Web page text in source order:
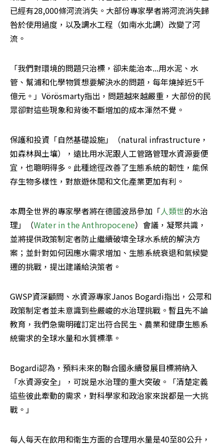
已經有28,000條河流消失。大部份專家學者將河流消失歸
咎於使用過度，以及調水工程（如南水北調）改變了河
流。
「我們對環境的問題只治標，卻未能治本...用水泥、水
管、幫浦和化學物質想要解決水的問題，每年燒掉近5千
億元。」Vörösmarty指出，問題越來越嚴重，大部份的民
眾卻對這些現象和背後不斷增加的成本渾然不覺。
保護和投資「自然基礎設施」（natural infrastructure，
如森林與土壤），遠比用水泥跟人工管路管理水資源要便
宜，也聰明得多。此種途徑改善了生態系統的韌性，能保
存生物多樣性，對旅遊休閒和文化產業更加有利。
本周全世界的專家學者將在德國波昂參加「人類世的水治
理」（Water in the Anthropocene）會議，凝聚共識，
並將提供政策制定者防止繼續破壞全球水系統的解決方
案；並針對如何因應水需求增加、生態系統衰退和氣候變
遷的挑戰，提出建議給決策者。
GWSP資深顧問、水資源專家Janos Bogardi指出，公眾和
政策制定者並未意識到些嚴峻的水治理挑戰。暫且先不論
教育，我們急需明確訂定出符合民生、農業和健康生態系
統需求的全球水量和水質標準。
Bogardi認為，預料未來的聯合國永續發展目標將納入
「水資源安全」，可說是水治理的重大突破。「清楚定義
這些彼此牽動的需求，對科學家和政治家來說都是一大挑
戰。」
每人每天在飲用和衛生方面的合理用水量是40至80公升，